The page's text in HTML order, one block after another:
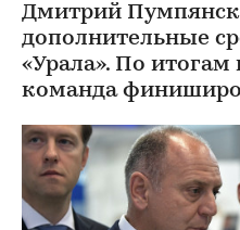
Дмитрий
дополнительные
«Урала». По
команда